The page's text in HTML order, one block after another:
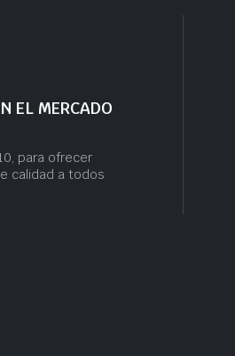
EL MERCADO
para ofrecer
calidad a todos